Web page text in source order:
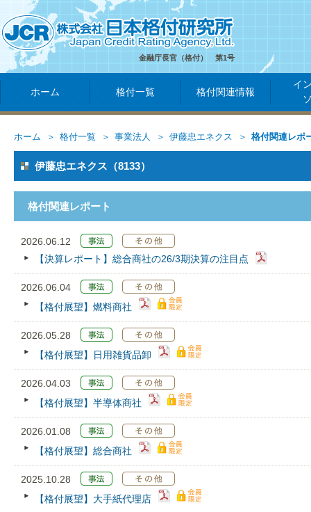
金融庁長官（格付） 第1号
ホーム 格付一覧 格付関連情報
イ
ホーム 格付一覧 事業法人 伊藤忠エネクス 格付関連レポ
伊藤忠エネクス（8133）
格付関連レポート
2026.06.12
【決算レポート】総合商社の26/3期決算の注目点
2026.06.04
【格付展望】燃料商社
2026.05.28
【格付展望】日用雑貨品卸
2026.04.03
【格付展望】半導体商社
2026.01.08
【格付展望】総合商社
2025.10.28
【格付展望】大手紙代理店